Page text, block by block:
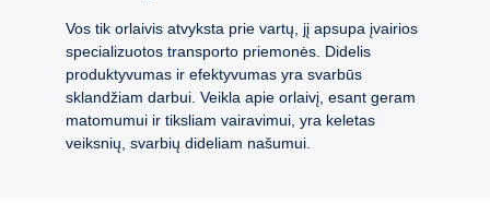
Vos tik orlaivis atvyksta prie vartų, jį apsupa įvairios
specializuotos transporto priemonės. Didelis
produktyvumas ir efektyvumas yra svarbūs
sklandžiam darbui. Veikla apie orlaivį, esant geram
matomumui ir tiksliam vairavimui, yra keletas
veiksnių, svarbių dideliam našumui.